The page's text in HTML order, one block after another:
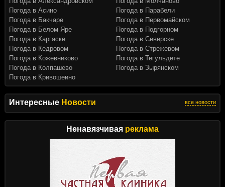
Интересные Новости все новости
Ненавязчивая реклама
Погода в Асино
Погода в Бакчаре
Погода в Белом Яре
Погода в Каргаске
Погода в Кедровом
Погода в Кожевниково
Погода в Колпашево
Погода в Кривошеино
Погода в Парабели
Погода в Первомайском
Погода в Подгорном
Погода в Северске
Погода в Стрежевом
Погода в Тегульдете
Погода в Зырянском